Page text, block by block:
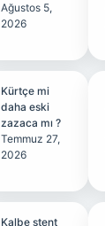
Ağustos 5,
2026
Kürtçe mi
daha eski
zazaca mı ?
Temmuz 27,
2026
Kalbe stent